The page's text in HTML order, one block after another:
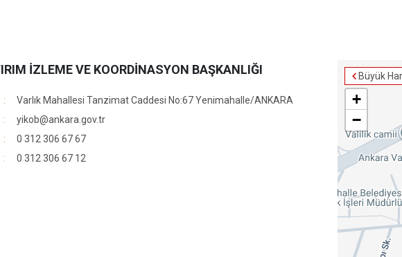
Büyük
+
−
İZLEME VE KOORDİNASYON BAŞKANLIĞI
Varlık Mahallesi Tanzimat Caddesi No:67 Yenimahalle/ANKARA
yikob@ankara.gov.tr
0 312 306 67 67
0 312 306 67 12